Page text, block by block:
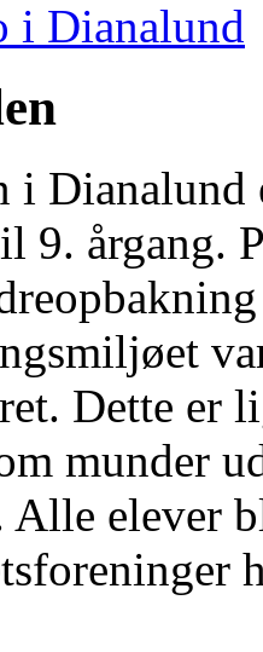
i Dianalund
i
9. årgang.
Dette er
munder
elever